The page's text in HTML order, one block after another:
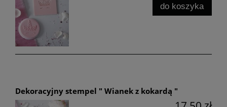
do koszyka
Dekoracyjny stempel " Wianek z kokardą "